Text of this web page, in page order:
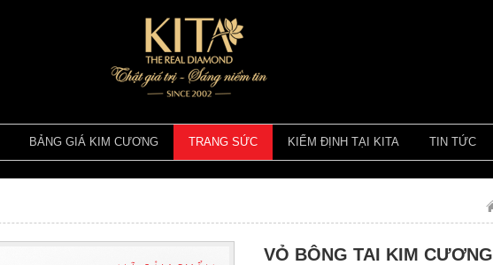
BẢNG GIÁ KIM CƯƠNG TRANG SỨC KIỂM ĐỊNH TẠI KITA TIN TỨC
VỎ BÔNG TAI KIM CƯƠNG